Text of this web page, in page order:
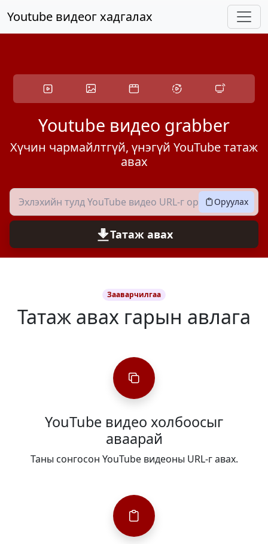
Youtube видеог хадгалах
Youtube видео grabber
Хүчин чармайлтгүй, үнэгүй YouTube татаж
авах
Оруулах
Татаж авах
Зааварчилгаа
Татаж авах гарын авлага
YouTube видео холбоосыг
аваарай
Таны сонгосон YouTube видеоны URL-г авах.